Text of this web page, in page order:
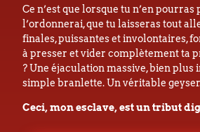
Ce n’est que lorsque tu n’en pourras
l’ordonnerai, que tu laisseras tout
finales, puissantes et involontaires,
à presser et vider complètement ta
? Une éjaculation massive, bien plus
simple branlette. Un véritable
Ceci, mon esclave, est un tribut